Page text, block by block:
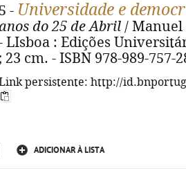
5 - Universidade e
do 25 de Abril / Manuel
LIsboa : Edições
; 23 cm. - ISBN 978-989-757-
persistente: http://
ADICIONAR À LISTA